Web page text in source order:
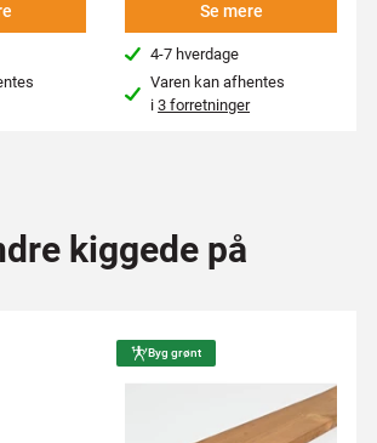
Se mere
4-7 hverdage
Varen kan afhentes
i3 forretninger
kiggede på
Byg grønt